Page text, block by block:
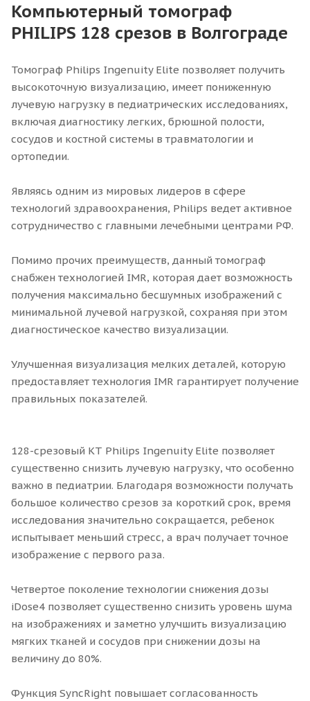
Компьютерный томограф
PHILIPS 128 срезов в Волгограде
Томограф Philips Ingenuity Elite позволяет получить
высокоточную визуализацию, имеет пониженную
лучевую нагрузку в педиатрических исследованиях,
включая диагностику легких, брюшной полости,
сосудов и костной системы в травматологии и
ортопедии.
Являясь одним из мировых лидеров в сфере
технологий здравоохранения, Philips ведет активное
сотрудничество с главными лечебными центрами РФ.
Помимо прочих преимуществ, данный томограф
снабжен технологией IMR, которая дает возможность
получения максимально бесшумных изображений с
минимальной лучевой нагрузкой, сохраняя при этом
диагностическое качество визуализации.
Улучшенная визуализация мелких деталей, которую
предоставляет технология IMR гарантирует получение
правильных показателей.
128-срезовый КТ Philips Ingenuity Elite позволяет
существенно снизить лучевую нагрузку, что особенно
важно в педиатрии. Благодаря возможности получать
большое количество срезов за короткий срок, время
исследования значительно сокращается, ребенок
испытывает меньший стресс, а врач получает точное
изображение с первого раза.
Четвертое поколение технологии снижения дозы
iDose4 позволяет существенно снизить уровень шума
на изображениях и заметно улучшить визуализацию
мягких тканей и сосудов при снижении дозы на
величину до 80%.
Функция SyncRight повышает согласованность